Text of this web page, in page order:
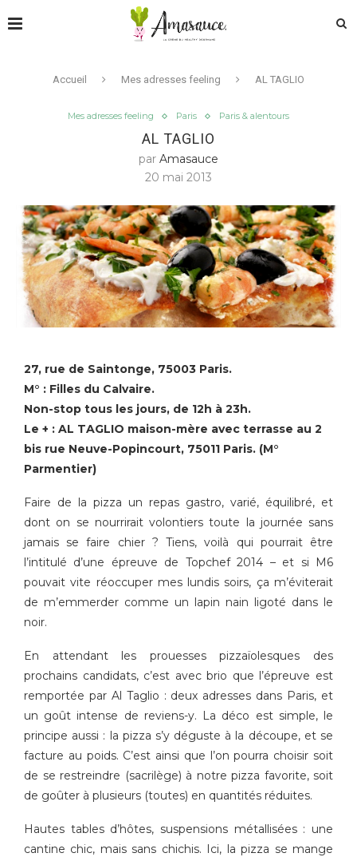
Accueil Mes adresses feeling AL TAGLIO
Mes adresses feeling Paris Paris & alentours
AL TAGLIO
par Amasauce
20 mai 2013
27, rue de Saintonge, 75003 Paris.
M° : Filles du Calvaire.
Non-stop tous les jours, de 12h à 23h.
Le + : AL TAGLIO maison-mère avec terrasse au 2
bis rue Neuve-Popincourt, 75011 Paris. (M°
Parmentier)
Faire de la pizza un repas gastro, varié, équilibré, et
dont on se nourrirait volontiers toute la journée sans
jamais se faire chier ? Tiens, voilà qui pourrait être
l’intitulé d’une épreuve de Topchef 2014 – et si M6
pouvait vite réoccuper mes lundis soirs, ça m’éviterait
de m’emmerder comme un lapin nain ligoté dans le
noir.
En attendant les prouesses pizzaïolesques des
prochains candidats, c’est avec brio que l’épreuve est
remportée par Al Taglio : deux adresses dans Paris, et
un goût intense de reviens-y. La déco est simple, le
principe aussi : la pizza s’y déguste à la découpe, et se
facture au poids. C’est ainsi que l’on pourra choisir soit
de se restreindre (sacrilège) à notre pizza favorite, soit
de goûter à plusieurs (toutes) en quantités réduites.
Hautes tables d’hôtes, suspensions métallisées : une
cantine chic, mais sans chichis. Ici, la pizza se mange